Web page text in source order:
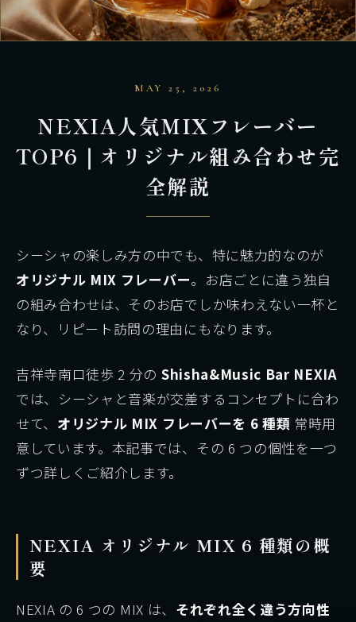
MAY 25, 2026
NEXIA人気MIXフレーバー
TOP6｜オリジナル組み合わせ完
全解説
シーシャの楽しみ方の中でも、特に魅力的なのが
オリジナル MIX フレーバー。お店ごとに違う独自
の組み合わせは、そのお店でしか味わえない一杯と
なり、リピート訪問の理由にもなります。
吉祥寺南口徒歩 2 分の Shisha&Music Bar NEXIA
では、シーシャと音楽が交差するコンセプトに合わ
せて、 オリジナル MIX フレーバーを 6 種類 常時用
意しています。本記事では、その 6 つの個性を一つ
ずつ詳しくご紹介します。
NEXIA オリジナル MIX 6 種類の概
要
NEXIA の 6 つの MIX は、 それぞれ全く違う方向性